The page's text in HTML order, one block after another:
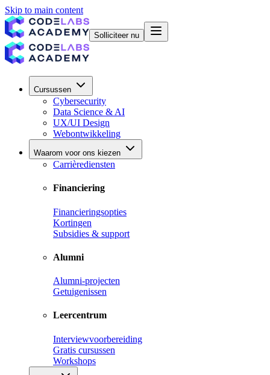
Skip to main content
Solliciteer nu
Cursussen
Cybersecurity
Data Science & AI
UX/UI Design
Webontwikkeling
Waarom voor ons kiezen
Carrièrediensten
Financiering
Financieringsopties
Kortingen
Subsidies & support
Alumni
Alumni-projecten
Getuigenissen
Leercentrum
Interviewvoorbereiding
Gratis cursussen
Workshops